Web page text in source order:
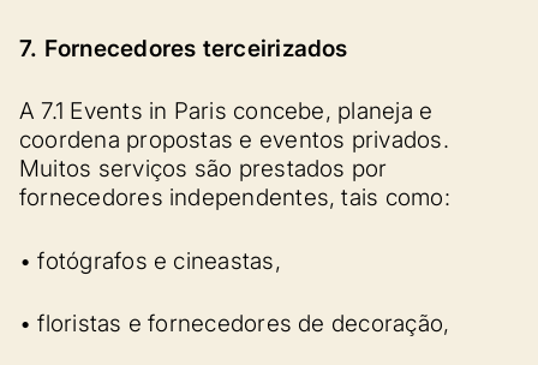
7. Fornecedores terceirizados
A 7.1 Events in Paris concebe, planeja e
coordena propostas e eventos privados.
Muitos serviços são prestados por
fornecedores independentes, tais como:
• fotógrafos e cineastas,
• floristas e fornecedores de decoração,